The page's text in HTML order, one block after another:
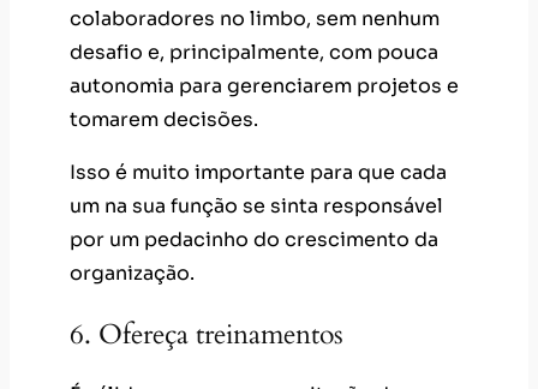
colaboradores no limbo, sem nenhum
desafio e, principalmente, com pouca
autonomia para gerenciarem projetos e
tomarem decisões.
Isso é muito importante para que cada
um na sua função se sinta responsável
por um pedacinho do crescimento da
organização.
6. Ofereça treinamentos